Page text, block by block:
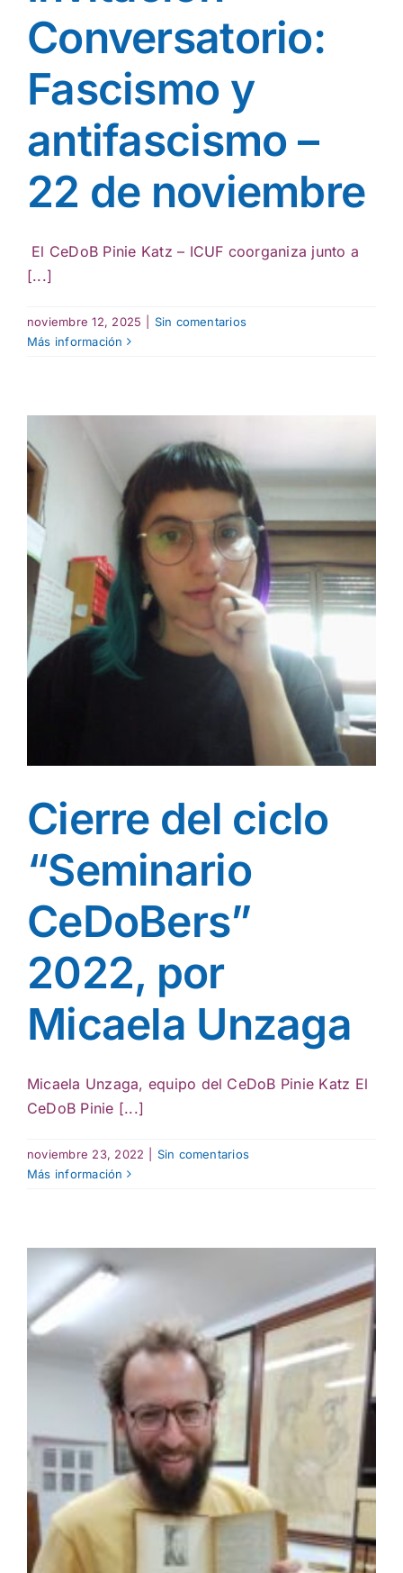
Conversatorio:
Fascismo y
antifascismo –
22 de noviembre
El CeDoB Pinie Katz – ICUF coorganiza junto a
[...]
noviembre 12, 2025
Sin comentarios
Más información
Cierre del ciclo
“Seminario
CeDoBers”
2022, por
Micaela Unzaga
Micaela Unzaga, equipo del CeDoB Pinie Katz El
CeDoB Pinie [...]
noviembre 23, 2022
Sin comentarios
Más información